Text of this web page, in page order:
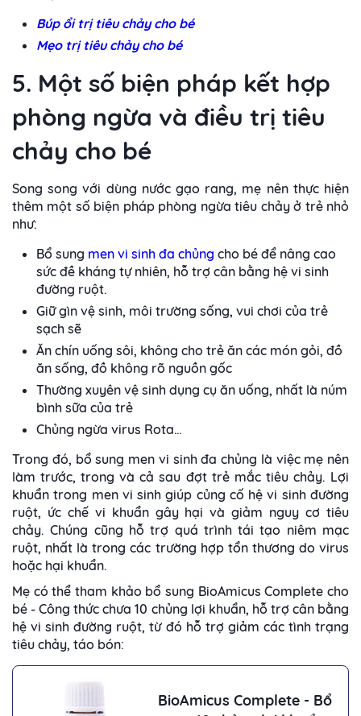
Búp ổi trị tiêu chảy cho bé
Mẹo trị tiêu chảy cho bé
5. Một số biện pháp kết hợp
phòng ngừa và điều trị tiêu
chảy cho bé
Song song với dùng nước gạo rang, mẹ nên thực hiện
thêm một số biện pháp phòng ngừa tiêu chảy ở trẻ nhỏ
như:
Bổ sung men vi sinh đa chủng cho bé để nâng cao
sức đề kháng tự nhiên, hỗ trợ cân bằng hệ vi sinh
đường ruột.
Giữ gìn vệ sinh, môi trường sống, vui chơi của trẻ
sạch sẽ
Ăn chín uống sôi, không cho trẻ ăn các món gỏi, đồ
ăn sống, đồ không rõ nguồn gốc
Thường xuyên vệ sinh dụng cụ ăn uống, nhất là núm
bình sữa của trẻ
Chủng ngừa virus Rota…
Trong đó, bổ sung men vi sinh đa chủng là việc mẹ nên
làm trước, trong và cả sau đợt trẻ mắc tiêu chảy. Lợi
khuẩn trong men vi sinh giúp củng cố hệ vi sinh đường
ruột, ức chế vi khuẩn gây hại và giảm nguy cơ tiêu
chảy. Chúng cũng hỗ trợ quá trình tái tạo niêm mạc
ruột, nhất là trong các trường hợp tổn thương do virus
hoặc hại khuẩn.
Mẹ có thể tham khảo bổ sung BioAmicus Complete cho
bé - Công thức chưa 10 chủng lợi khuẩn, hỗ trợ cân bằng
hệ vi sinh đường ruột, từ đó hỗ trợ giảm các tình trạng
tiêu chảy, táo bón:
BioAmicus Complete - Bổ